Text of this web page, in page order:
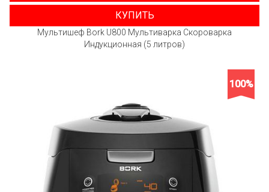
КУПИТЬ
Мультишеф Bork U800 Мультиварка Скороварка
Индукционная (5 литров)
100%